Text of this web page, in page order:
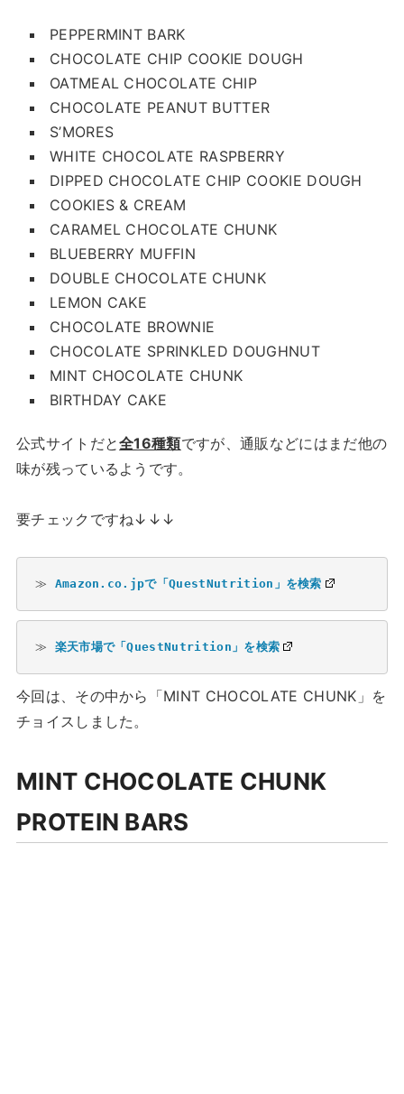
PEPPERMINT BARK
CHOCOLATE CHIP COOKIE DOUGH
OATMEAL CHOCOLATE CHIP
CHOCOLATE PEANUT BUTTER
S’MORES
WHITE CHOCOLATE RASPBERRY
DIPPED CHOCOLATE CHIP COOKIE DOUGH
COOKIES & CREAM
CARAMEL CHOCOLATE CHUNK
BLUEBERRY MUFFIN
DOUBLE CHOCOLATE CHUNK
LEMON CAKE
CHOCOLATE BROWNIE
CHOCOLATE SPRINKLED DOUGHNUT
MINT CHOCOLATE CHUNK
BIRTHDAY CAKE
公式サイトだと全16種類ですが、通販などにはまだ他の
味が残っているようです。
要チェックですね↓↓↓
≫ Amazon.co.jpで「QuestNutrition」を検索
≫ 楽天市場で「QuestNutrition」を検索
今回は、その中から「MINT CHOCOLATE CHUNK」を
チョイスしました。
MINT CHOCOLATE CHUNK
PROTEIN BARS